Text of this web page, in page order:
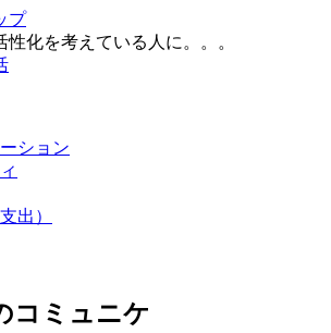
プ
化を考えている人に。。。
ション
出）
コミュニケ